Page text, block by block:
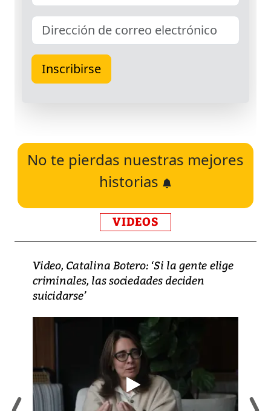
No te pierdas nuestras mejores
historias
VIDEOS
Video, Catalina Botero: ‘Si la gente elige
criminales, las sociedades deciden
suicidarse’